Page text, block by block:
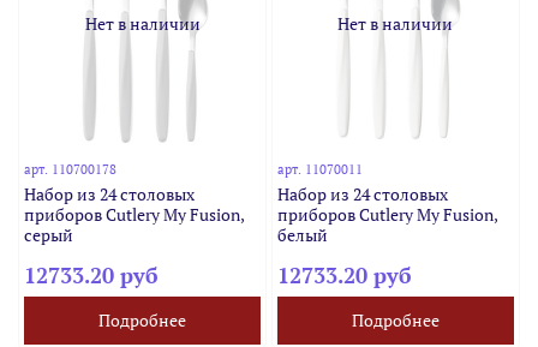
Нет в наличии
арт. 110700178
Набор из 24 столовых
приборов Cutlery My Fusion,
серый
12733.20 руб
Подробнее
Нет в наличии
арт. 11070011
Набор из 24 столовых
приборов Cutlery My Fusion,
белый
12733.20 руб
Подробнее